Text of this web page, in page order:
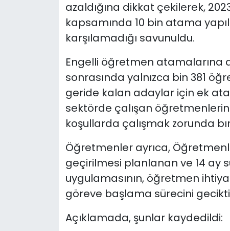
azaldığına dikkat çekilerek,
kapsamında 10 bin atama
karşılamadığı savunuldu.
Engelli öğretmen atamalarına
sonrasında yalnızca bin 381
geride kalan adaylar için ek
sektörde çalışan
koşullarda çalışmak zorunda
Öğretmenler ayrıca,
geçirilmesi planlanan ve 14 ay
uygulamasının, öğretmen
göreve başlama sürecini
Açıklamada, şunlar kaydedildi: